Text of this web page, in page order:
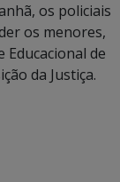
os policiais
os menores,
Educacional de
da Justiça.